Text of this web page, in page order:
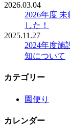
2026.03.04
2026年度
した！
2025.11.27
2024年度施
知について
カテゴリー
園便り
カレンダー